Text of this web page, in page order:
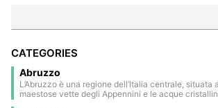
CATEGORIES
Abruzzo
L’Abruzzo è una regione dell’Italia centrale, situata
maestose vette degli Appennini e le acque